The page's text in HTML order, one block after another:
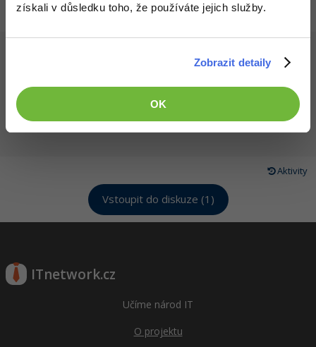
získali v důsledku toho, že používáte jejich služby.
Zobrazit detaily
OK
18.1.2015 12:36
...
Aktivity
Vstoupit do diskuze (1)
ITnetwork.cz
Učíme národ IT
O projektu